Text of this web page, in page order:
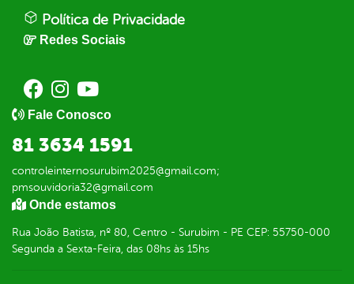
Política de Privacidade
Redes Sociais
Fale Conosco
81 3634 1591
controleinternosurubim2025@gmail.com;
pmsouvidoria32@gmail.com
Onde estamos
Rua João Batista, nº 80, Centro - Surubim - PE CEP: 55750-000
Segunda a Sexta-Feira, das 08hs às 15hs